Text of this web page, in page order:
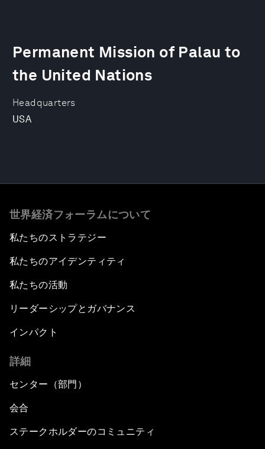
Headquarters
USA
Permanent Mission of Palau to
the United Nations
世界経済フォーラムについて
私たちのストラテジー
私たちのアイデンティティ
私たちの活動
リーダーシップとガバナンス
インパクト
詳細
センター（部門）
会合
ステークホルダーのコミュニティ